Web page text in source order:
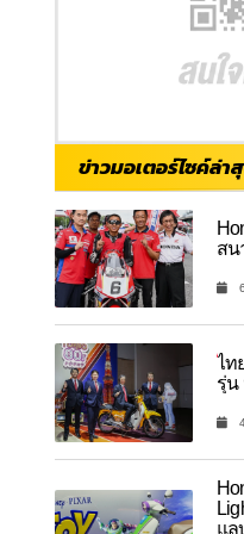
ข่าวมอเตอร์ไซค์ล่า
สน
ไท
รุ่น
แล